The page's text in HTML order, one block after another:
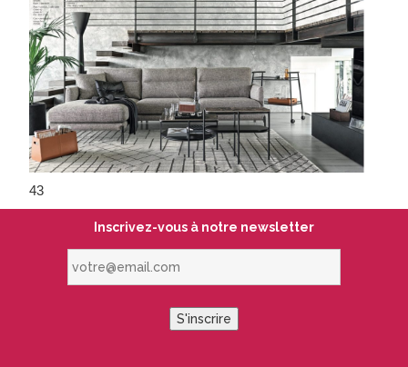
43
Inscrivez-vous à notre newsletter
S'inscrire